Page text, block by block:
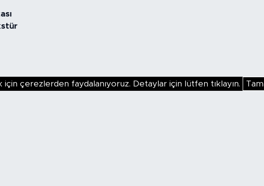
için çerezlerden faydalanıyoruz. Detaylar için lütfen tıklayın.